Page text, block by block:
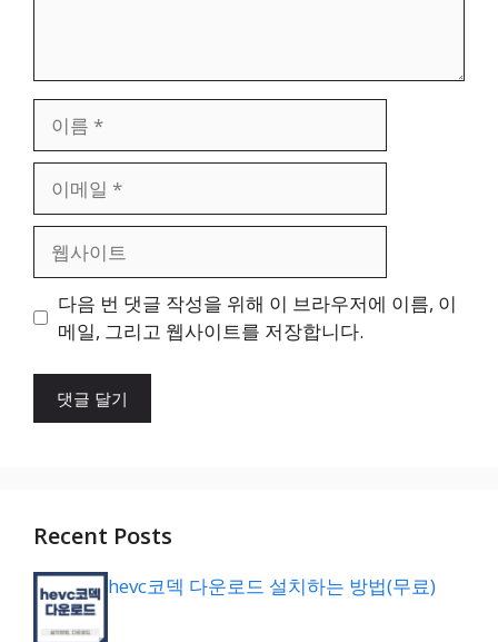
일
트
다음 번 댓글 작성을 위해 이 브라우저에 이름, 이
메일, 그리고 웹사이트를 저장합니다.
Recent Posts
hevc코덱 다운로드 설치하는 방법(무료)